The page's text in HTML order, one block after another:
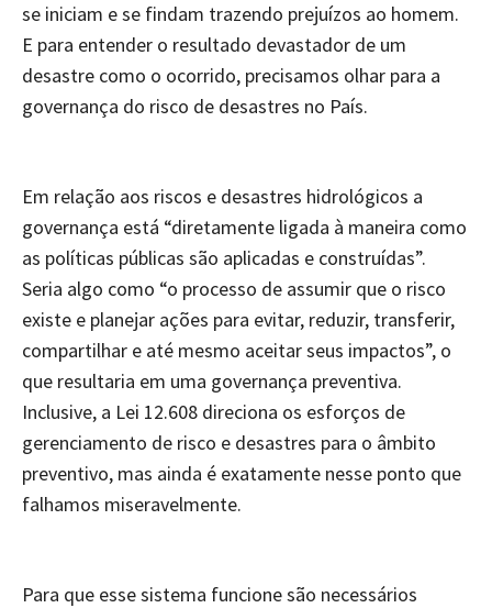
se iniciam e se findam trazendo prejuízos ao homem.
E para entender o resultado devastador de um
desastre como o ocorrido, precisamos olhar para a
governança do risco de desastres no País.
Em relação aos riscos e desastres hidrológicos a
governança está “diretamente ligada à maneira como
as políticas públicas são aplicadas e construídas”.
Seria algo como “o processo de assumir que o risco
existe e planejar ações para evitar, reduzir, transferir,
compartilhar e até mesmo aceitar seus impactos”, o
que resultaria em uma governança preventiva.
Inclusive, a Lei 12.608 direciona os esforços de
gerenciamento de risco e desastres para o âmbito
preventivo, mas ainda é exatamente nesse ponto que
falhamos miseravelmente.
Para que esse sistema funcione são necessários